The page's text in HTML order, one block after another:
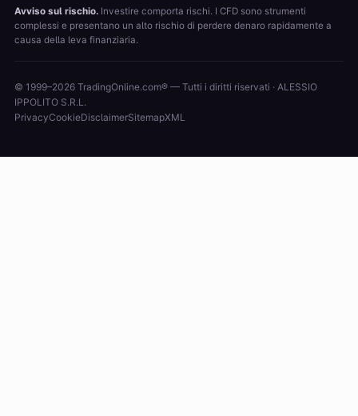
Avviso sul rischio. Investire comporta rischi. I CFD sono strumenti
complessi e presentano un alto rischio di perdere denaro rapidamente a
causa della leva finanziaria.
© 1999–2026 TradingOnline.com® — Tutti i diritti riservati · ALESSIO
IPPOLITO S.R.L.
PrivacyCookieDisclaimerSitemapXML